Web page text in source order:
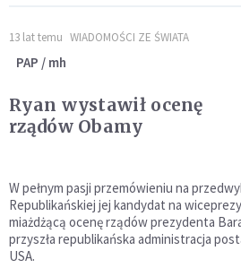
13 lat temu WIADOMOŚCI ZE ŚWIATA
PAP / mh
Ryan wystawił ocenę
rządów Obamy
W pełnym pasji przemówieniu na
Republikańskiej jej kandydat na
miażdżącą ocenę rządów prezydenta
przyszła republikańska administracja
USA.